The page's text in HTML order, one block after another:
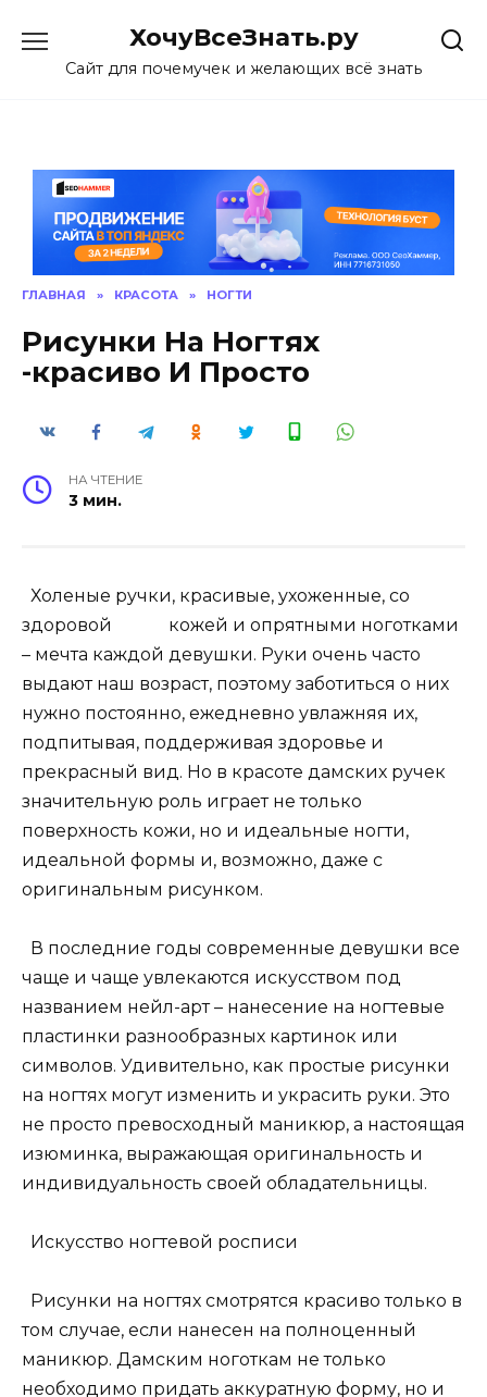
content
ХочуВсеЗнать.ру
Сайт для почемучек и желающих всё знать
ГЛАВНАЯ » КРАСОТА » НОГТИ
Рисунки На Ногтях
-красиво И Просто
НА ЧТЕНИЕ
3 мин.
Холеные ручки, красивые, ухоженные, со
здоровой кожей и опрятными ноготками
– мечта каждой девушки. Руки очень часто
выдают наш возраст, поэтому заботиться о них
нужно постоянно, ежедневно увлажняя их,
подпитывая, поддерживая здоровье и
прекрасный вид. Но в красоте дамских ручек
значительную роль играет не только
поверхность кожи, но и идеальные ногти,
идеальной формы и, возможно, даже с
оригинальным рисунком.
В последние годы современные девушки все
чаще и чаще увлекаются искусством под
названием нейл-арт – нанесение на ногтевые
пластинки разнообразных картинок или
символов. Удивительно, как простые рисунки
на ногтях могут изменить и украсить руки. Это
не просто превосходный маникюр, а настоящая
изюминка, выражающая оригинальность и
индивидуальность своей обладательницы.
Искусство ногтевой росписи
Рисунки на ногтях смотрятся красиво только в
том случае, если нанесен на полноценный
маникюр. Дамским ноготкам не только
необходимо придать аккуратную форму, но и